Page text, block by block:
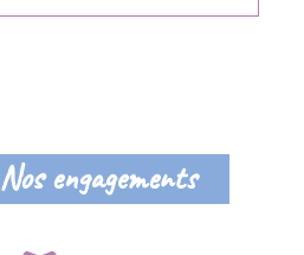
Nos engagements